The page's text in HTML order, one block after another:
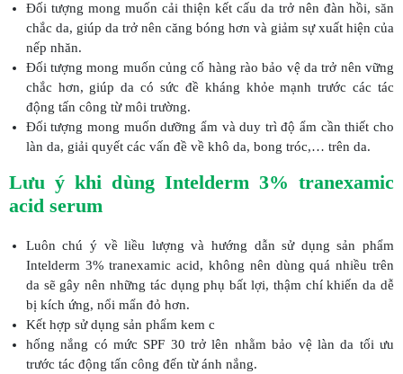
Đối tượng mong muốn cải thiện kết cấu da trở nên đàn hồi, săn
chắc da, giúp da trở nên căng bóng hơn và giảm sự xuất hiện của
nếp nhăn.
Đối tượng mong muốn củng cố hàng rào bảo vệ da trở nên vững
chắc hơn, giúp da có sức đề kháng khỏe mạnh trước các tác
động tấn công từ môi trường.
Đối tượng mong muốn dưỡng ẩm và duy trì độ ẩm cần thiết cho
làn da, giải quyết các vấn đề về khô da, bong tróc,… trên da.
Lưu ý khi dùng Intelderm 3% tranexamic
acid serum
Luôn chú ý về liều lượng và hướng dẫn sử dụng sản phẩm
Intelderm 3% tranexamic acid, không nên dùng quá nhiều trên
da sẽ gây nên những tác dụng phụ bất lợi, thậm chí khiến da dễ
bị kích ứng, nổi mẩn đỏ hơn.
Kết hợp sử dụng sản phẩm kem c
hống nắng có mức SPF 30 trở lên nhằm bảo vệ làn da tối ưu
trước tác động tấn công đến từ ánh nắng.